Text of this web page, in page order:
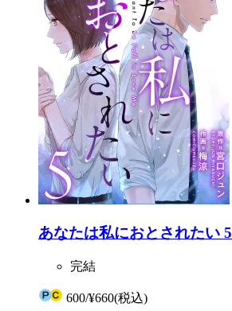
あなたは私におとされたい 5
完結
600/¥660(税込)